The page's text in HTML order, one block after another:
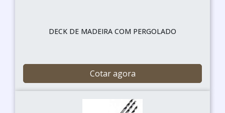
DECK DE MADEIRA COM PERGOLADO
Cotar agora